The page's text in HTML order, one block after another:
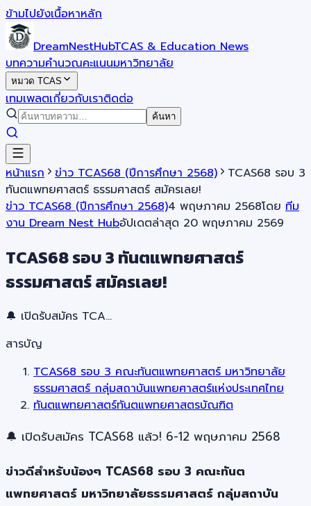
ข้ามไปยังเนื้อหาหลัก
DreamNestHubTCAS & Education News
บทความคำนวณคะแนนมหาวิทยาลัย
หมวด TCAS
เทมเพลตเกี่ยวกับเราติดต่อ
ค้นหา
หน้าแรก ข่าว TCAS68 (ปีการศึกษา 2568)
TCAS68 รอบ 3
ทันตแพทยศาสตร์ ธรรมศาสตร์ สมัครเลย!
ข่าว TCAS68 (ปีการศึกษา 2568)4 พฤษภาคม 2568โดย ทีม
งาน Dream Nest Hubอัปเดตล่าสุด 20 พฤษภาคม 2569
TCAS68 รอบ 3 ทันตแพทยศาสตร์
ธรรมศาสตร์ สมัครเลย!
🔔 เปิดรับสมัคร TCA…
สารบัญ
TCAS68 รอบ 3 คณะทันตแพทยศาสตร์ มหาวิทยาลัย
ธรรมศาสตร์ กลุ่มสถาบันแพทยศาสตร์แห่งประเทศไทย
ทันตแพทยศาสตร์ทันตแพทยศาสตรบัณฑิต
🔔 เปิดรับสมัคร TCAS68 แล้ว! 6-12 พฤษภาคม 2568
ข่าวดีสำหรับน้องๆ TCAS68 รอบ 3 คณะทันต
แพทยศาสตร์ มหาวิทยาลัยธรรมศาสตร์ กลุ่มสถาบัน